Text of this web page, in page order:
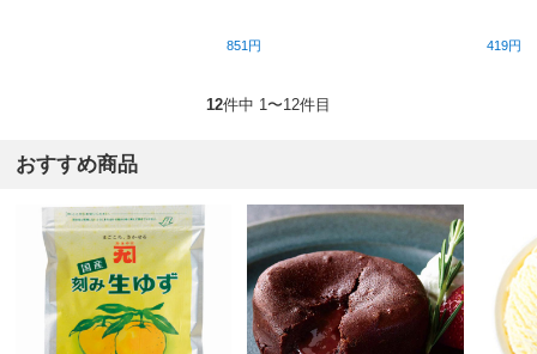
851円 419円
12件中 1〜12件目
おすすめ商品